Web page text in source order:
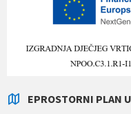
EPROSTORNI PLAN